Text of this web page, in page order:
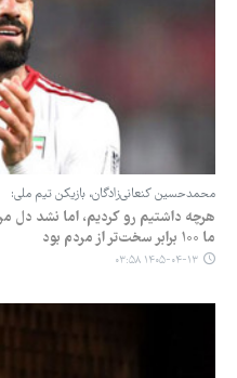
محمدحسین ‌کنعانی‌زادگان، بازیکن تیم ملی:
هرچه داشتیم رو کردیم، اما نشد دل
ما ۱۰۰ برابر سخت‌تر از مردم بود
۱۴۰۵-۰۴-۱۳ ۰۳:۵۸